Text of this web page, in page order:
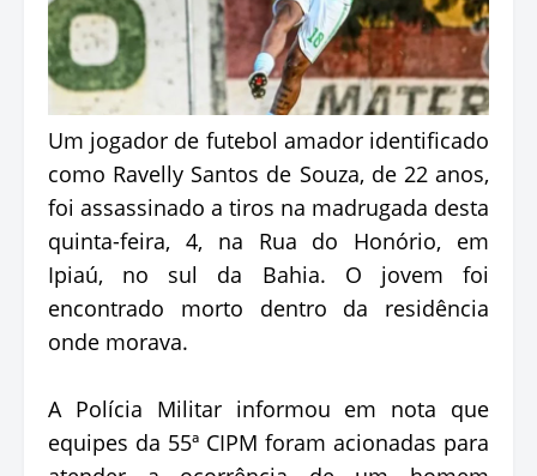
Um jogador de futebol amador identificado
como Ravelly Santos de Souza, de 22 anos,
foi assassinado a tiros na madrugada desta
quinta-feira, 4, na Rua do Honório, em
Ipiaú, no sul da Bahia. O jovem foi
encontrado morto dentro da residência
onde morava.
A Polícia Militar informou em nota que
equipes da 55ª CIPM foram acionadas para